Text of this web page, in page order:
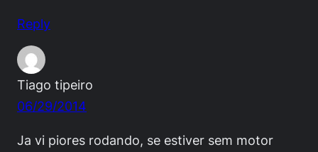
Reply
Tiago tipeiro
06/29/2014
Ja vi piores rodando, se estiver sem motor